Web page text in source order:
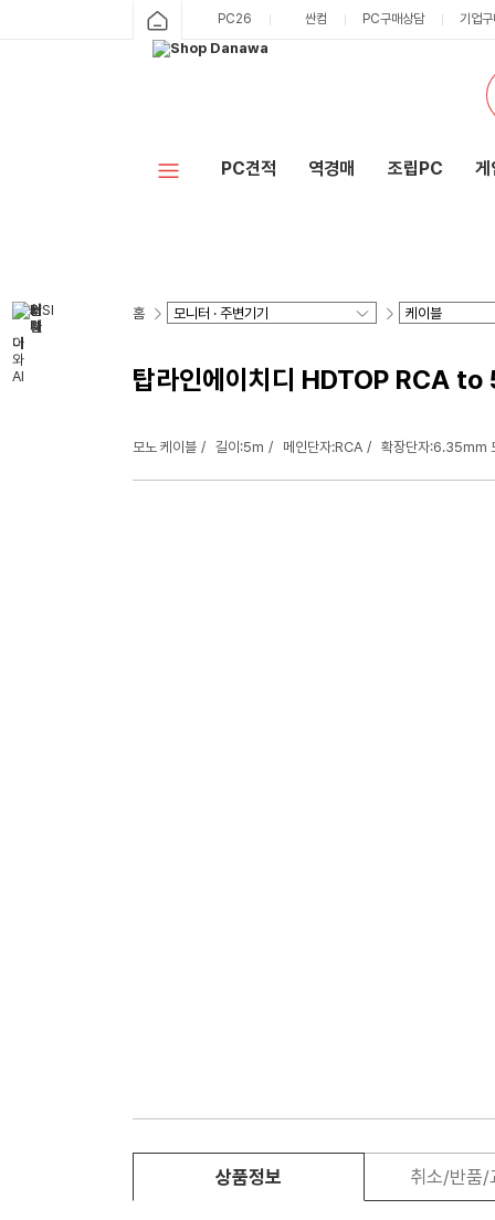
PC26 싼컴 PC구매상담 기업
PC견적 역경매 조립PC 게
홈
탑라인에이치디 HDTOP RCA
모노 케이블 길이:5m 메인단자:RCA 확장단자:6.35mm
상품정보 취소/반품/